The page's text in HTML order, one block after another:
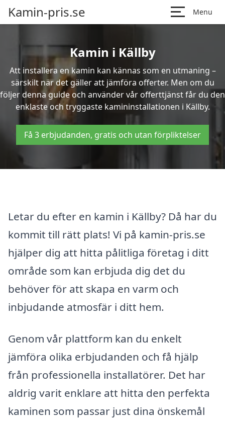
Kamin-pris.se Menu
Kamin i Källby
Att installera en kamin kan kännas som en utmaning –
särskilt när det gäller att jämföra offerter. Men om du
följer denna guide och använder vår offerttjänst får du den
enklaste och tryggaste kamininstallationen i Källby.
Få 3 erbjudanden, gratis och utan förpliktelser
Letar du efter en kamin i Källby? Då har du
kommit till rätt plats! Vi på kamin-pris.se
hjälper dig att hitta pålitliga företag i ditt
område som kan erbjuda dig det du
behöver för att skapa en varm och
inbjudande atmosfär i ditt hem.
Genom vår plattform kan du enkelt
jämföra olika erbjudanden och få hjälp
från professionella installatörer. Det har
aldrig varit enklare att hitta den perfekta
kaminen som passar just dina önskemål